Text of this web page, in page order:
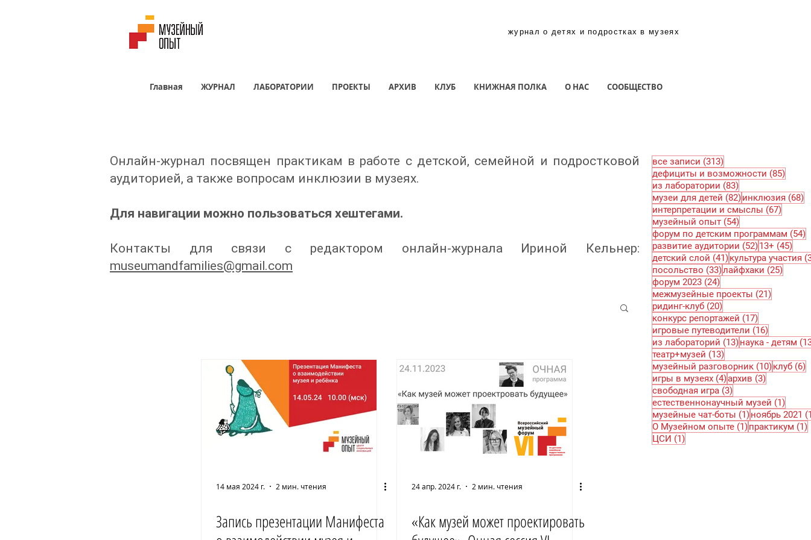
журнал о детях и подростках в музеях
Главная ЖУРНАЛ ЛАБОРАТОРИИ ПРОЕКТЫ АРХИВ КЛУБ КНИЖНАЯ ПОЛКА О НАС СООБЩЕСТВО
Онлайн-журнал посвящен практикам в работе с детской, семейной и подростковой
аудиторией, а также вопросам инклюзии в музеях.
Для навигации можно пользоваться хештегами. ​
Контакты для связи с редактором онлайн-журнала Ириной Кельнер:
museumandfamilies@gmail.com
14 мая 2024 г. 2 мин. чтения
Запись презентации Манифеста
24 апр. 2024 г. 2 мин. чтения
«Как музей может проектировать
все записи (313)313 постов
дефициты и возможности (85)85
из лаборатории (83)83 поста
музеи для детей (82)82 поста
инклюзия (68)
интерпретации и смыслы (67)67
музейный опыт (54)54 поста
форум по детским программам (54)
развитие аудитории (52)52 поста
13+ (45)45
детский слой (41)41 пост
культура участия
посольство (33)33 поста
лайфхаки (25)25
форум 2023 (24)24 поста
межмузейные проекты (21)21 пост
ридинг-клуб (20)20 постов
конкурс репортажей (17)17 постов
игровые путеводители (16)16 постов
из лабораторий (13)13 постов
наука - детям
театр+музей (13)13 постов
музейный разговорник (10)10
клуб (6)
игры в музеях (4)4 поста
архив (3)3 поста
свободная игра (3)3 поста
естественнонаучный музей (1)1 пост
музейные чат-боты (1)1 пост
ноябрь 2021
О Музейном опыте (1)1 пост
практикум (1)
ЦСИ (1)1 пост